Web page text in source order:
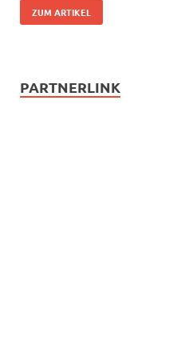
ZUM ARTIKEL
PARTNERLINK